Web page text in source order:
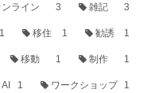
ンライン 3 雑記 3
1 移住 1 勧誘 1
移動 1 制作 1
AI 1 ワークショップ 1